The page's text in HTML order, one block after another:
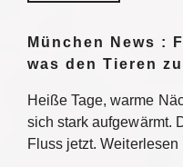
München News :
was den Tieren
Heiße Tage, warme
sich stark aufgewärmt.
Fluss jetzt. Weiterlesen